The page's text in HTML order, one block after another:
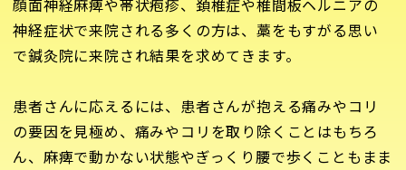
神経症状で来院される多くの方は、藁をもすがる思い
で鍼灸院に来院され結果を求めてきます。
患者さんに応えるには、患者さんが抱える痛みやコリ
の要因を見極め、痛みやコリを取り除くことはもちろ
ん、麻痺で動かない状態やぎっくり腰で歩くこともまま